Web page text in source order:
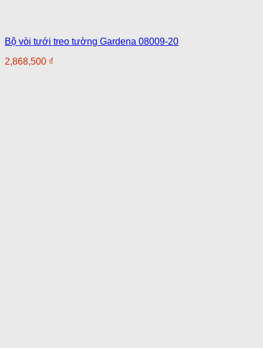
Bộ vòi tưới treo tường Gardena 08009-20
2,868,500 ₫